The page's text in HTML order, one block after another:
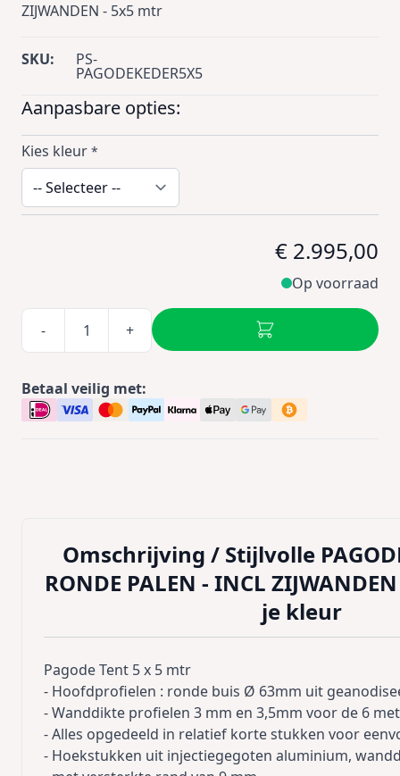
ZIJWANDEN - 5x5 mtr
SKU: PS-
PAGODEKEDER5X5
Aanpasbare opties:
Kies kleur *
€ 2.995,00
Op voorraad
- +
Betaal veilig met:
Omschrijving / Stijlvolle
RONDE PALEN - INCL
je kleur
Pagode Tent 5 x 5 mtr
- Hoofdprofielen : ronde buis Ø 63mm uit
- Wanddikte profielen 3 mm en 3,5mm voor de 6
- Alles opgedeeld in relatief korte stukken voor
- Hoekstukken uit injectiegegoten aluminium,